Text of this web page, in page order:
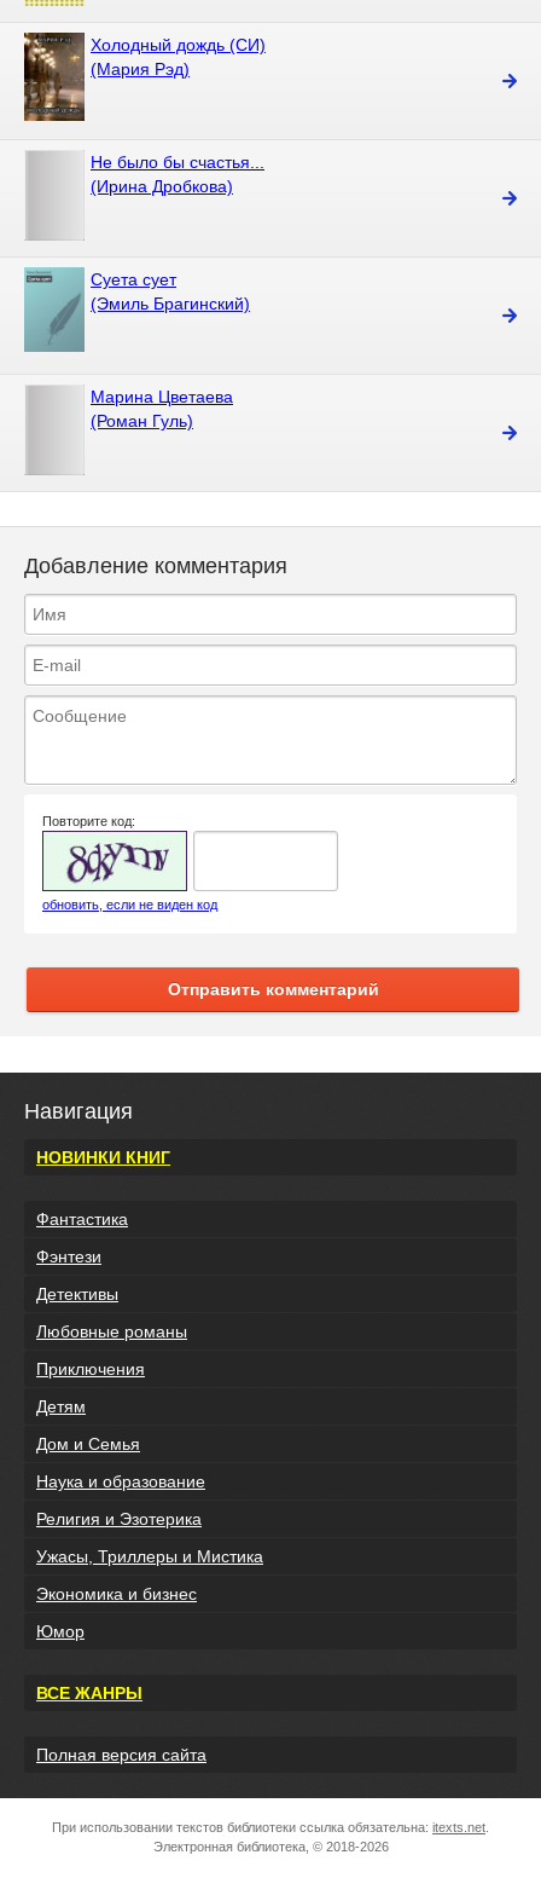
Холодный дождь (СИ)
(Мария Рэд)
Не было бы счастья...
(Ирина Дробкова)
Суета сует
(Эмиль Брагинский)
Марина Цветаева
(Роман Гуль)
Добавление комментария
Повторите код:
обновить, если не виден код
Отправить комментарий
Навигация
НОВИНКИ КНИГ
Фантастика
Фэнтези
Детективы
Любовные романы
Приключения
Детям
Дом и Семья
Наука и образование
Религия и Эзотерика
Ужасы, Триллеры и Мистика
Экономика и бизнес
Юмор
ВСЕ ЖАНРЫ
Полная версия сайта
При использовании текстов библиотеки ссылка обязательна: itexts.net
Электронная библиотека, © 2018-2026